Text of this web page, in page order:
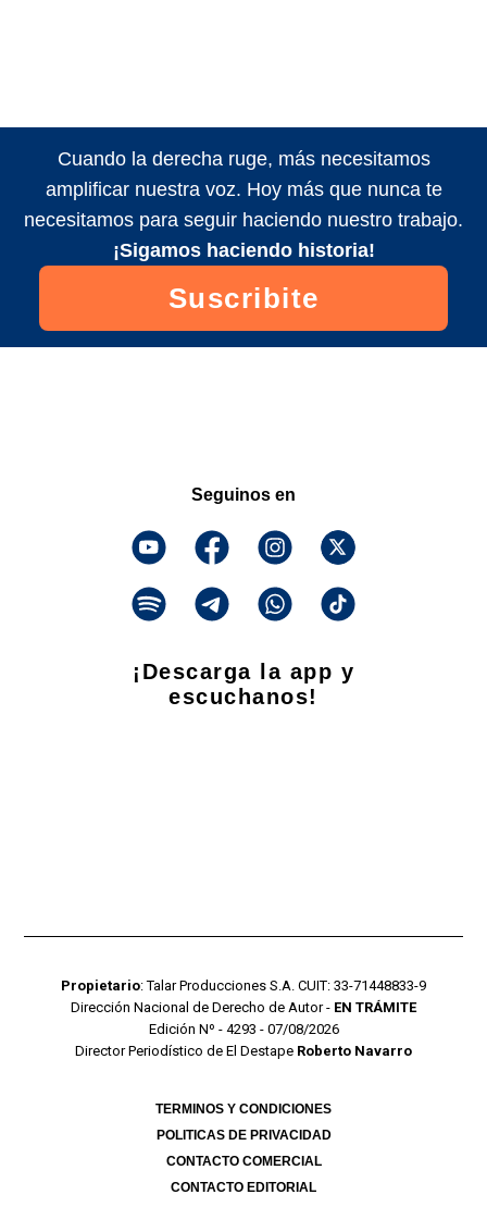
Cuando la derecha ruge, más necesitamos
amplificar nuestra voz. Hoy más que nunca te
necesitamos para seguir haciendo nuestro trabajo.
¡Sigamos haciendo historia!
Suscribite
Seguinos en
¡Descarga la app y
escuchanos!
Propietario: Talar Producciones S.A. CUIT: 33-71448833-9
Dirección Nacional de Derecho de Autor - EN TRÁMITE
Edición Nº - 4293 - 07/08/2026
Director Periodístico de El Destape Roberto Navarro
TERMINOS Y CONDICIONES
POLITICAS DE PRIVACIDAD
CONTACTO COMERCIAL
CONTACTO EDITORIAL